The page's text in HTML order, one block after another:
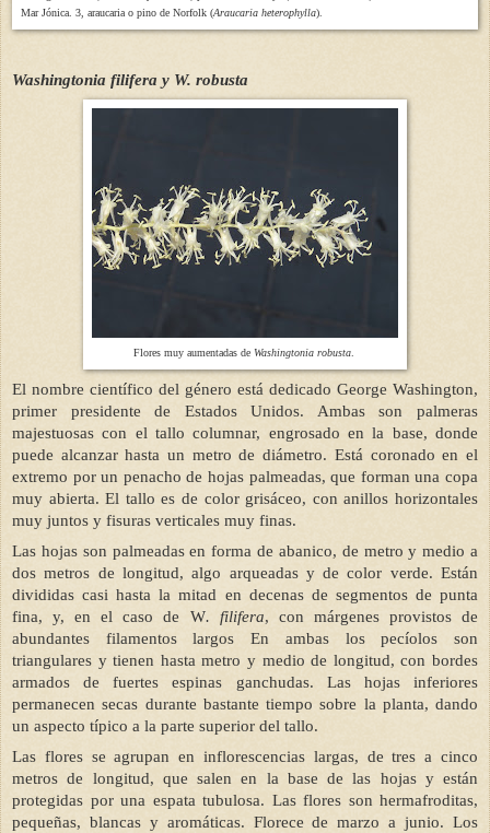
Mar Jónica. 3, araucaria o pino de Norfolk (Araucaria heterophylla).
Washingtonia filifera y W. robusta
Flores muy aumentadas de Washingtonia robusta.
El nombre científico del género está dedicado George Washington,
primer presidente de Estados Unidos. Ambas son palmeras
majestuosas con el tallo columnar, engrosado en la base, donde
puede alcanzar hasta un metro de diámetro. Está coronado en el
extremo por un penacho de hojas palmeadas, que forman una copa
muy abierta. El tallo es de color grisáceo, con anillos horizontales
muy juntos y fisuras verticales muy finas.
Las hojas son palmeadas en forma de abanico, de metro y medio a
dos metros de longitud, algo arqueadas y de color verde. Están
divididas casi hasta la mitad en decenas de segmentos de punta
fina, y, en el caso de W. filifera, con márgenes provistos de
abundantes filamentos largos En ambas los pecíolos son
triangulares y tienen hasta metro y medio de longitud, con bordes
armados de fuertes espinas ganchudas. Las hojas inferiores
permanecen secas durante bastante tiempo sobre la planta, dando
un aspecto típico a la parte superior del tallo.
Las flores se agrupan en inflorescencias largas, de tres a cinco
metros de longitud, que salen en la base de las hojas y están
protegidas por una espata tubulosa. Las flores son hermafroditas,
pequeñas, blancas y aromáticas. Florece de marzo a junio. Los